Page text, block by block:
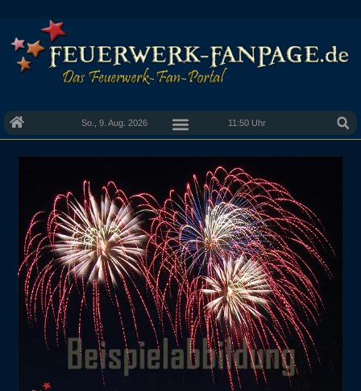
So., 9. Aug. 2026 11:50 Uhr